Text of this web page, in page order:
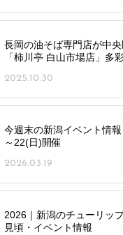
長岡の油そば専門店が中央
「柿川亭 白山市場店」多
2025.10.30
今週末の新潟イベント情
～22(日)開催
2026.03.19
2026｜新潟のチューリッ
見頃・イベント情報